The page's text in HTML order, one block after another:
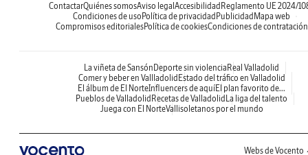
ContactarQuiénes somosAviso legal Accesibilidad Reglamento UE 2024/
Condiciones de uso Política de privacidad Publicidad Mapa web
Compromisos editorialesPolítica de cookiesCondiciones de contratación
La viñeta de Sansón Deporte sin violencia Real Valladolid
Comer y beber en Vallladolid Estado del tráfico en Valladolid
El álbum de El NorteInfluencers de aquíEl plan favorito de...
Pueblos de Valladolid Recetas de Valladolid La liga del talento
Juega con El NorteVallisoletanos por el mundo
Webs de Vocento